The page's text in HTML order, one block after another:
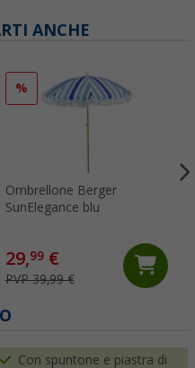
ANCHE
%
Ombrellone Berger
SunElegance blu
29,99€
PVP 39,99 €
Con spuntone e piastra di